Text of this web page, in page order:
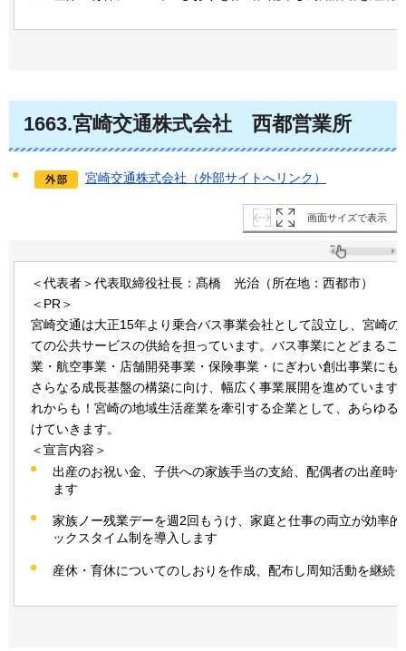
1663.宮崎交通株式会社 西都営業所
宮崎交通株式会社（外部サイトへリンク）
画面サイズで表示
＜代表者＞代表取締役社長：髙橋 光治 （所在地：西都市）
＜PR＞
宮崎交通は大正15年より乗合バス事業会社として設立し、宮崎の
ての公共サービスの供給を担っています。バス事業にとどまるこ
業・航空事業・店舗開発事業・保険事業・にぎわい創出事業にも
さらなる成長基盤の構築に向け、幅広く事業展開を進めています
れからも！宮崎の地域生活産業を牽引する企業として、あらゆる
けていきます。
＜宣言内容＞
出産のお祝い金、子供への家族手当の支給、配偶者の出産時
ます
家族ノー残業デーを週2回もうけ、家庭と仕事の両立が効率
ックスタイム制を導入します
産休・育休についてのしおりを作成、配布し周知活動を継続